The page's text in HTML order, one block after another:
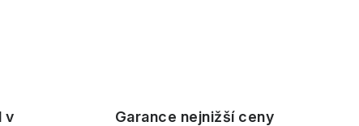
v
Garance nejnižší ceny